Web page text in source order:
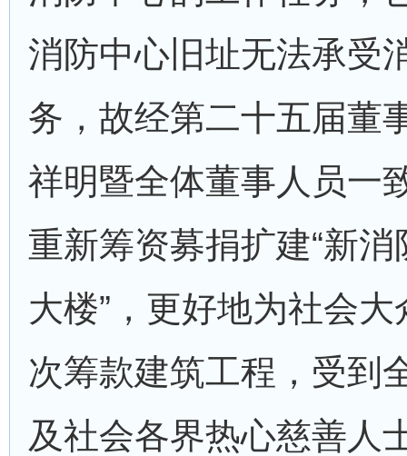
消防中心旧址无法承受
务，故经第二十五届董
祥明暨全体董事人员一
重新筹资募捐扩建“新
大楼”，更好地为社会
次筹款建筑工程，受到
及社会各界热心慈善人